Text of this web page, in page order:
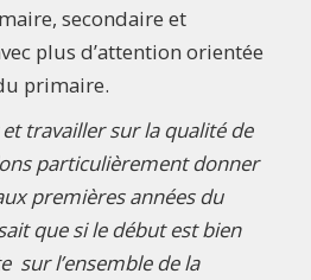
secondaire et
plus d’attention orientée
primaire.
travailler sur la qualité de
particulièrement donner
premières années du
que si le début est bien
sur l’ensemble de la